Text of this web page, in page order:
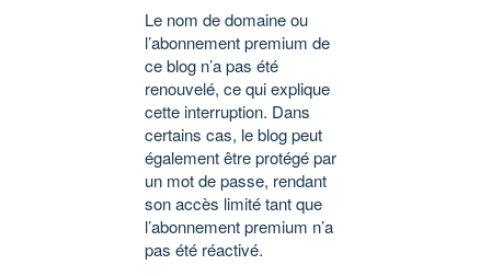
Le nom de domaine ou
l’abonnement premium de
ce blog n’a pas été
renouvelé, ce qui explique
cette interruption. Dans
certains cas, le blog peut
également être protégé par
un mot de passe, rendant
son accès limité tant que
l’abonnement premium n’a
pas été réactivé.